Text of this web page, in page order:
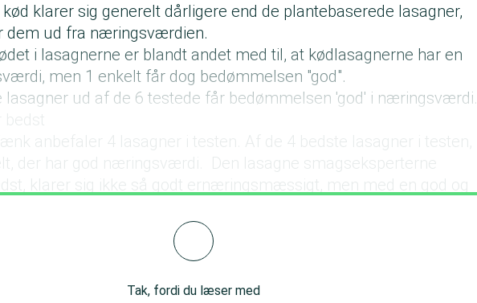
klarer sig generelt dårligere end de plantebaserede lasagner,
dem ud fra næringsværdien.
i lasagnerne er blandt andet med til, at kødlasagnerne har en
men 1 enkelt får dog bedømmelsen "god".
lasagner ud af de 6 testede får bedømmelsen 'god' i næringsværdi.
anbefaler 4 lasagner i testen. Af de 4 bedste lasagner i testen,
der har god næringsværdi. Den lasagne smagseksperterne
klarer sig ikke så godt ernæringsmæssigt, men med en god og
Tak, fordi du læser med